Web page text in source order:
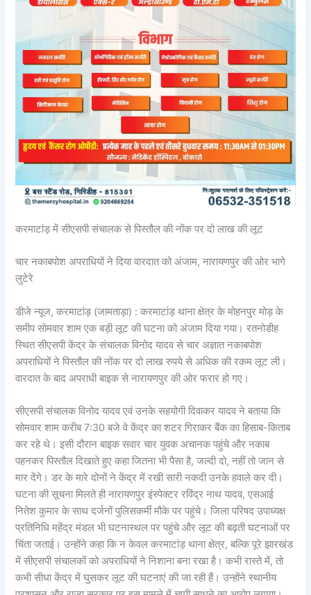
करमाटांड़ में सीएसपी संचालक से पिस्तौल की नोंक पर दो लाख की लूट
चार नकाबपोश अपराधियों ने दिया वारदात को अंजाम, नारायणपुर की ओर भागे
लुटेरे
डीजे न्यूज, करमाटांड़ (जामताड़ा) : करमाटांड़ थाना क्षेत्र के मोहनपुर मोड़ के
समीप सोमवार शाम एक बड़ी लूट की घटना को अंजाम दिया गया। रतनोडीह
स्थित सीएसपी केंद्र के संचालक विनोद यादव से चार अज्ञात नकाबपोश
अपराधियों ने पिस्तौल की नोंक पर दो लाख रुपये से अधिक की रकम लूट ली।
वारदात के बाद अपराधी बाइक से नारायणपुर की ओर फरार हो गए।
सीएसपी संचालक विनोद यादव एवं उनके सहयोगी दिवाकर यादव ने बताया कि
सोमवार शाम करीब 7:30 बजे वे केंद्र का शटर गिराकर बैंक का हिसाब-किताब
कर रहे थे। इसी दौरान बाइक सवार चार युवक अचानक पहुंचे और नकाब
पहनकर पिस्तौल दिखाते हुए कहा जितना भी पैसा है, जल्दी दो, नहीं तो जान से
मार देंगे। डर के मारे दोनों ने केंद्र में रखी सारी नकदी उनके हवाले कर दी।
घटना की सूचना मिलते ही नारायणपुर इंस्पेक्टर रविंद्र नाथ यादव, एसआई
नितेश कुमार के साथ दर्जनों पुलिसकर्मी मौके पर पहुंचे। जिला परिषद उपाध्यक्ष
प्रतिनिधि महेंद्र मंडल भी घटनास्थल पर पहुंचे और लूट की बढ़ती घटनाओं पर
चिंता जताई। उन्होंने कहा कि न केवल करमाटांड़ थाना क्षेत्र, बल्कि पूरे झारखंड
में सीएसपी संचालकों को अपराधियों ने निशाना बना रखा है। कभी रास्ते में, तो
कभी सीधा केंद्र में घुसकर लूट की घटनाएं की जा रही हैं। उन्होंने स्थानीय